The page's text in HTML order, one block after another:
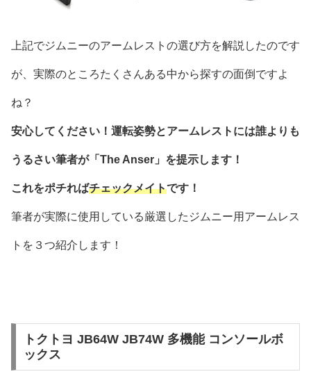
上記でジムニーのアームレストの選び方を解説したのです
が、実際のところたくさんある中から探すの面倒ですよ
ね？
安心してください！運転姿勢とアームレストには誰よりも
うるさい筆者が「The Anser」を提示します！
これをポチればチェックメイトです！
筆者が実際に使用している厳選したジムニー用アームレス
トを３つ紹介します！
トクトヨ JB64W JB74W 多機能 コンソールボ
ックス